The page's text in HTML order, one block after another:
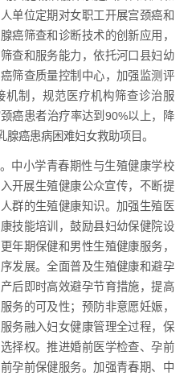
单位定期对女职工开展宫颈癌和
癌筛查和诊断技术的创新应用，
查和服务能力，依托河口县妇幼
筛查质量控制中心，加强监测评
机制，规范医疗机构筛查诊治服
癌患者治疗率达到90%以上，降
癌患病困难妇女救助项目。
小学青春期性与生殖健康学校
开展生殖健康公众宣传，不断提
群的生殖健康知识。加强生殖医
技能培训，鼓励县妇幼保健院设
年期保健和男性生殖健康服务，
发展。全面普及生殖健康和避孕
后即时高效避孕节育措施，提高
务的可及性；预防非意愿妊娠，
务融入妇女健康管理全过程，保
择权。推进婚前医学检查、孕前
孕前保健服务。加强青春期、中